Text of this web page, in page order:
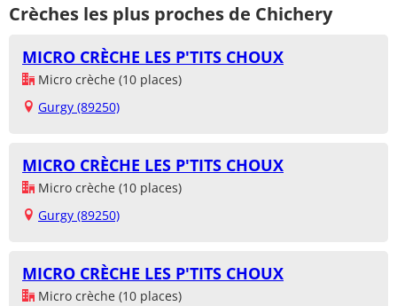
Crèches les plus proches de Chichery
MICRO CRÈCHE LES P'TITS CHOUX
Micro crèche (10 places)
Gurgy (89250)
MICRO CRÈCHE LES P'TITS CHOUX
Micro crèche (10 places)
Gurgy (89250)
MICRO CRÈCHE LES P'TITS CHOUX
Micro crèche (10 places)